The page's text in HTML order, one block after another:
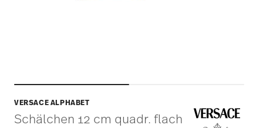
VERSACE ALPHABET
Schälchen 12 cm quadr. flach